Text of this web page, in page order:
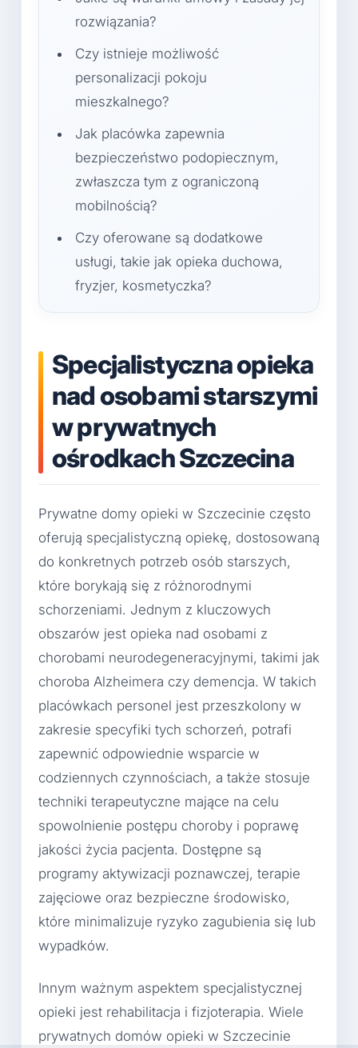
rozwiązania?
Czy istnieje możliwość
personalizacji pokoju
mieszkalnego?
Jak placówka zapewnia
bezpieczeństwo podopiecznym,
zwłaszcza tym z ograniczoną
mobilnością?
Czy oferowane są dodatkowe
usługi, takie jak opieka duchowa,
fryzjer, kosmetyczka?
Specjalistyczna opieka
nad osobami starszymi
w prywatnych
ośrodkach Szczecina
Prywatne domy opieki w Szczecinie często
oferują specjalistyczną opiekę, dostosowaną
do konkretnych potrzeb osób starszych,
które borykają się z różnorodnymi
schorzeniami. Jednym z kluczowych
obszarów jest opieka nad osobami z
chorobami neurodegeneracyjnymi, takimi jak
choroba Alzheimera czy demencja. W takich
placówkach personel jest przeszkolony w
zakresie specyfiki tych schorzeń, potrafi
zapewnić odpowiednie wsparcie w
codziennych czynnościach, a także stosuje
techniki terapeutyczne mające na celu
spowolnienie postępu choroby i poprawę
jakości życia pacjenta. Dostępne są
programy aktywizacji poznawczej, terapie
zajęciowe oraz bezpieczne środowisko,
które minimalizuje ryzyko zagubienia się lub
wypadków.
Innym ważnym aspektem specjalistycznej
opieki jest rehabilitacja i fizjoterapia. Wiele
prywatnych domów opieki w Szczecinie